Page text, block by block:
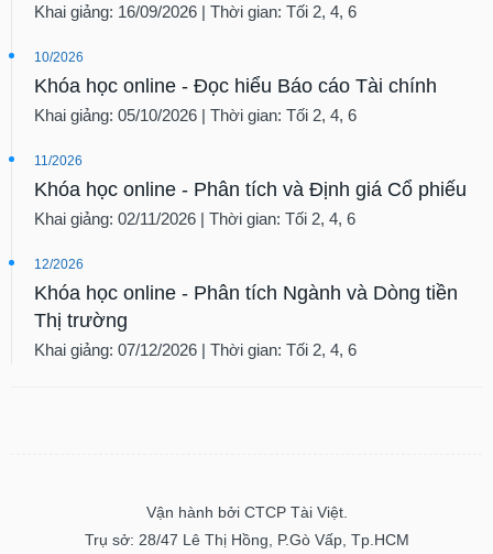
Khai giảng: 16/09/2026 | Thời gian: Tối 2, 4, 6
10/2026
Khóa học online - Đọc hiểu Báo cáo Tài chính
Khai giảng: 05/10/2026 | Thời gian: Tối 2, 4, 6
11/2026
Khóa học online - Phân tích và Định giá Cổ phiếu
Khai giảng: 02/11/2026 | Thời gian: Tối 2, 4, 6
12/2026
Khóa học online - Phân tích Ngành và Dòng tiền
Thị trường
Khai giảng: 07/12/2026 | Thời gian: Tối 2, 4, 6
Vận hành bởi CTCP Tài Việt.
Trụ sở: 28/47 Lê Thị Hồng, P.Gò Vấp, Tp.HCM